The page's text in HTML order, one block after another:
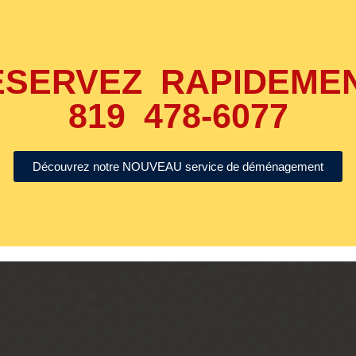
819 478-6077
Découvrez notre NOUVEAU service de déménagement